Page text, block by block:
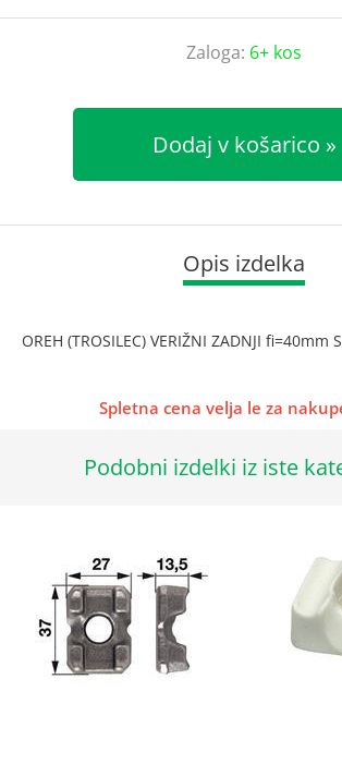
Zaloga: 6+ kos
Dodaj v košarico
Opis izdelka
OREH (TROSILEC) VERIŽNI ZADNJI fi=40mm
Spletna cena velja le za
Podobni izdelki iz iste